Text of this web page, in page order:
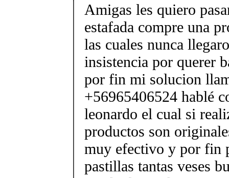
Amigas les quiero
estafada compre una
las cuales nunca
insistencia por querer
por fin mi solucion
+56965406524 hablé
leonardo el cual si
productos son
muy efectivo y por fin
pastillas tantas veses